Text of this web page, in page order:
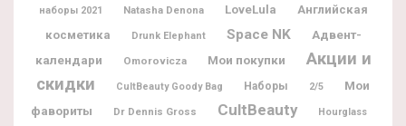
наборы 2021 Natasha Denona LoveLula
Английская
косметика
Drunk Elephant Space NK
Адвент-
календари
Omorovicza Мои покупки
Акции и
скидки
CultBeauty Goody Bag Наборы 2/5
Мои
фавориты
Dr Dennis Gross CultBeauty Hourglass